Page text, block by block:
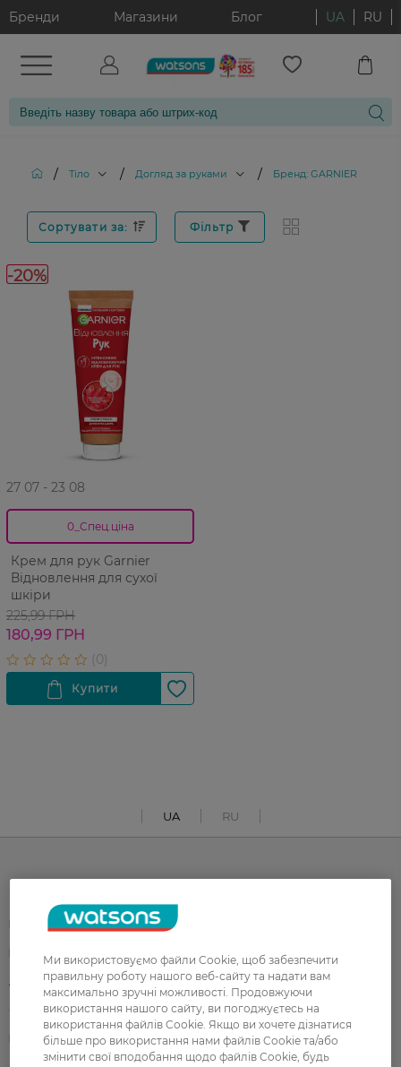
Бренди Магазини Блог UA RU
/ Тіло / Догляд за руками / Бренд: GARNIER
Сортувати за: Фільтр
-20%
27 07 - 23 08
0_Спец.ціна
Крем для рук Garnier
Відновлення для сухої
шкіри
225,99 ГРН
180,99 ГРН
UA RU
Корейска косметика
Парфуми Здоров'я
Акції Макіяж
Обличчя Тіло
Подарунки Діти
Ми використовуємо файли Cookie, щоб забезпечити
правильну роботу нашого веб-сайту та надати вам
максимально зручні можливості. Продовжуючи
використання нашого сайту, ви погоджуєтесь на
використання файлів Cookie. Якщо ви хочете дізнатися
більше про використання нами файлів Cookie та/або
змінити свої вподобання щодо файлів Cookie, будь